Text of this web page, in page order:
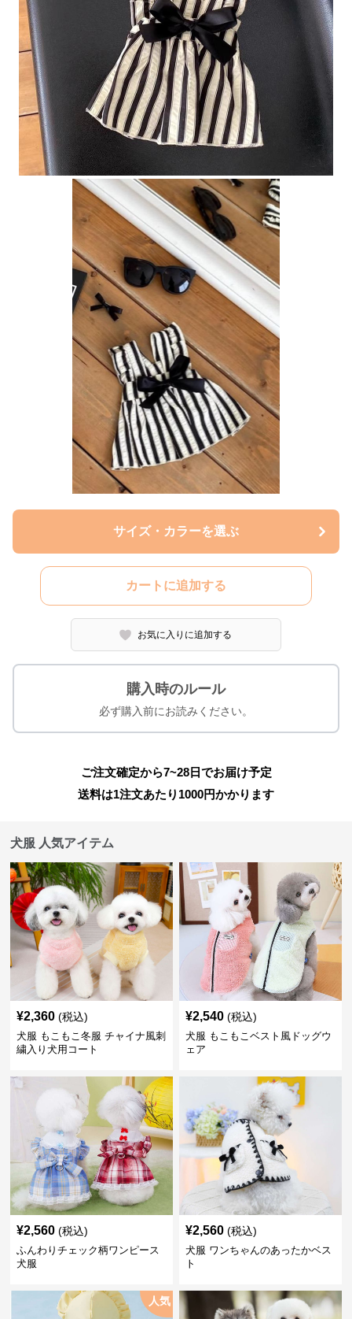
サイズ・カラーを選ぶ
カートに追加する
お気に入りに追加する
購入時のルール
必ず購入前にお読みください。
ご注文確定から7~28日でお届け予定
送料は1注文あたり 1000円かかります
犬服 人気アイテム
¥2,360 (税込)
犬服 もこもこ冬服 チャイナ風刺
繍入り犬用コート
¥2,540 (税込)
犬服 もこもこベスト風ドッグウ
ェア
¥2,560 (税込)
ふんわりチェック柄ワンピース
犬服
¥2,560 (税込)
犬服 ワンちゃんのあったかベス
ト
人気